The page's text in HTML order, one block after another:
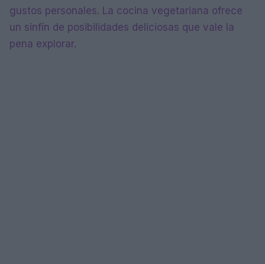
gustos personales. La cocina vegetariana ofrece
un sinfín de posibilidades deliciosas que vale la
pena explorar.